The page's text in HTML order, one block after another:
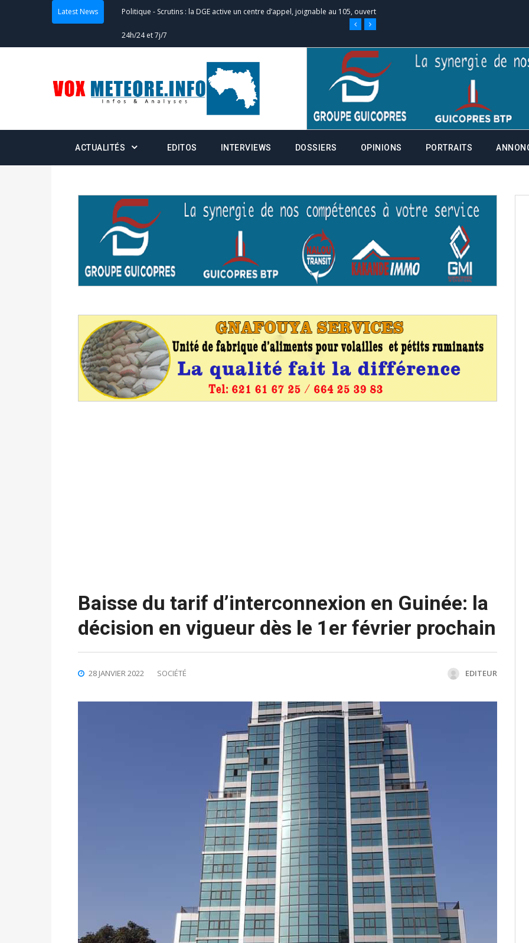
Latest News Actualités-Double scrutin du 31 mai : fin des campagnes ce jeudi 28 mai à
minuit
Communiqué relatif à la délivrance de la fiche de procuration
Politique-Convocation des membres des Commissions Administratives de
Centralisation des Votes (CACV) à une prestation de serment et à une
formation
Politique Candidats : désignez vos représentants aux CACV (centralisation
Politique Double scrutin du 31 mai : retrait des cartes d’électeurs possible
du 16 au 31 mai 2026
Politique Délégués de bureaux de vote : vos informations à transmettre
avant le 16 mai 2026 à 16h
statistiques des législatives et communales : ce 4 juin à 18h
Politique-Suite de la publication des résultats partiels des élections de mai
ce 03 juin à 14h
Politique-Suite de la publication des résultats partiels des élections de mai
ACTUALITÉS EDITOS INTERVIEWS DOSSIERS OPINIONS PORTRAITS
Baisse du tarif d’interconnexion en Guinée: la
décision en vigueur dès le 1er février prochain
28 JANVIER 2022 SOCIÉTÉ EDITEUR